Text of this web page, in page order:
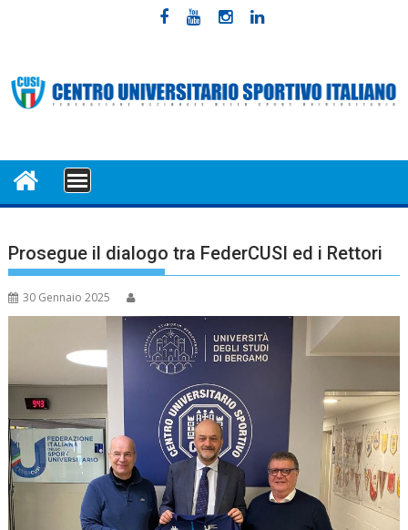
MENU
Prosegue il dialogo tra FederCUSI ed i Rettori
30 Gennaio 2025